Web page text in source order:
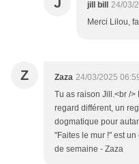
jill bill
24/03/
Merci Lilou,
Z Zaza 24/03/2025
Tu as raison Jill.<br /
regard différent, un
dogmatique pour
"Faites le mur !" est
de semaine - Zaza